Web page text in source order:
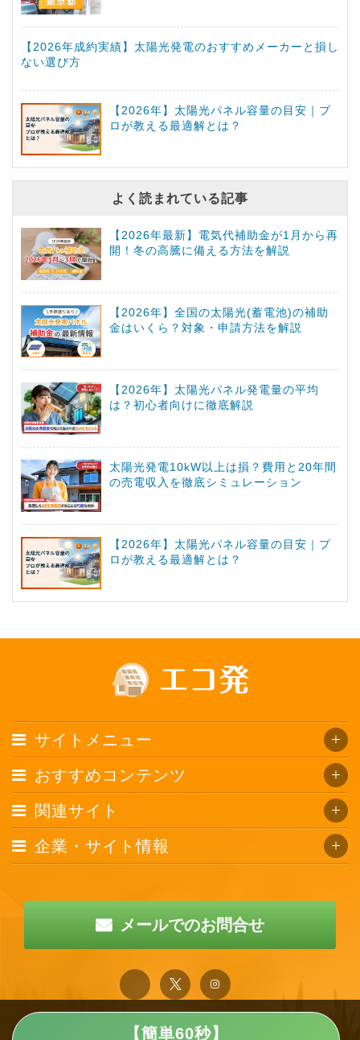
【2026年成約実績】太陽光発電のおすすめメーカーと損し
ない選び方
【2026年】太陽光パネル容量の目安｜プ
ロが教える最適解とは？
よく読まれている記事
【2026年最新】電気代補助金が1月から再
開！冬の高騰に備える方法を解説
【2026年】全国の太陽光(蓄電池)の補助
金はいくら？対象・申請方法を解説
【2026年】太陽光パネル発電量の平均
は？初心者向けに徹底解説
太陽光発電10kW以上は損？費用と20年間
の売電収入を徹底シミュレーション
【2026年】太陽光パネル容量の目安｜プ
ロが教える最適解とは？
【簡単60秒】
サイトメニュー
おすすめコンテンツ
関連サイト
企業・サイト情報
メールでのお問合せ